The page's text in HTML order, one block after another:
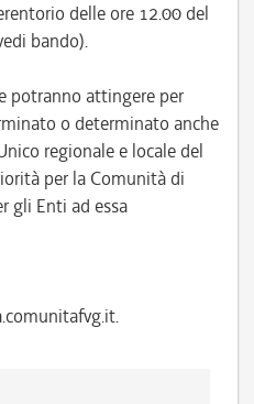
delle ore 12.00 del
bando).
potranno attingere per
o determinato anche
regionale e locale del
per la Comunità di
gli Enti ad essa